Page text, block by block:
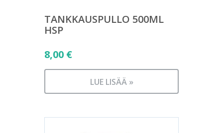
TANKKAUSPULLO 500ML
HSP
8,00 €
LUE LISÄÄ »